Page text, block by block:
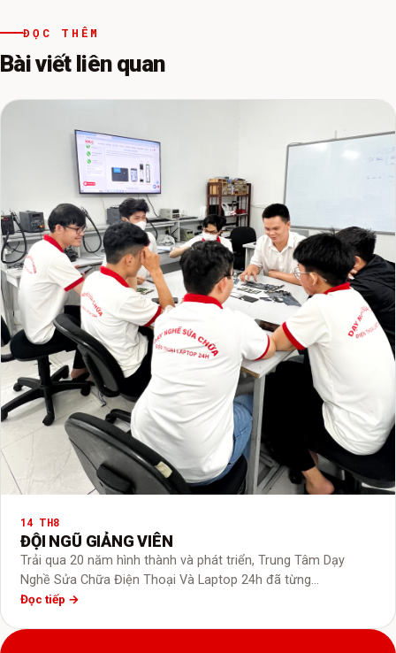
ĐỌC THÊM
Bài viết liên quan
14 TH8
ĐỘI NGŨ GIẢNG VIÊN
Trải qua 20 năm hình thành và phát triển, Trung Tâm Dạy
Nghề Sửa Chữa Điện Thoại Và Laptop 24h đã từng…
Đọc tiếp →